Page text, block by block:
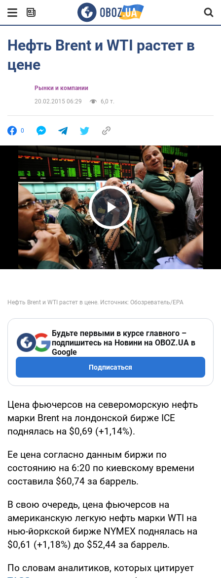
Нефть Brent и WTI растет в
цене
Рынки и компании
20.02.2015 06:29
6,0 т.
0
Play Video
Будьте первыми в курсе главного –
подпишитесь на Новини на OBOZ.UA в
Google
Подписаться
Цена фьючерсов на североморскую нефть
марки Brent на лондонской бирже ICE
поднялась на $0,69 (+1,14%).
Ее цена согласно данным биржи по
состоянию на 6:20 по киевскому времени
составила $60,74 за баррель.
В свою очередь, цена фьючерсов на
американскую легкую нефть марки WTI на
нью-йоркской бирже NYMEX поднялась на
$0,61 (+1,18%) до $52,44 за баррель.
По словам аналитиков, которых цитирует